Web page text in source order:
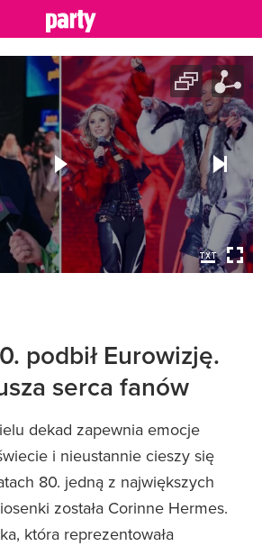
podbił Eurowizję.
serca fanów
dekad zapewnia emocje
i nieustannie cieszy się
80. jedną z największych
została Corinne Hermes.
która reprezentowała